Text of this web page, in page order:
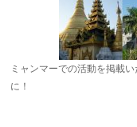
ミャンマーでの活動を掲載
に